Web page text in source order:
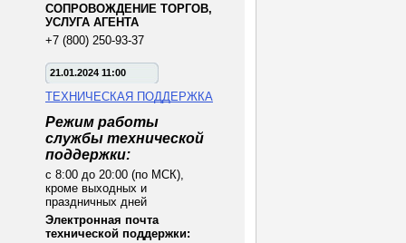
СОПРОВОЖДЕНИЕ ТОРГОВ,
УСЛУГА АГЕНТА
+7 (800) 250-93-37
21.01.2024 11:00
ТЕХНИЧЕСКАЯ ПОДДЕРЖКА
Режим работы
службы технической
поддержки:
с 8:00 до 20:00 (по МСК),
кроме выходных и
праздничных дней
Электронная почта
технической поддержки: